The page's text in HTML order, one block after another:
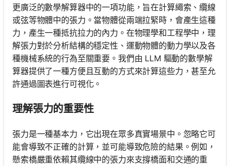
更廣泛的數學解算器中的一項功能，旨在計算繩索、纜線
或弦等物體中的張力。當物體從兩端拉緊時，會產生這種
力，產生一種抵抗拉力的內力。在物理學和工程學中，理
解張力對於分析結構的穩定性、運動物體的動力學以及各
種機械系統的行為至關重要。我們由 LLM 驅動的數學解
算器提供了一種方便且互動的方式來計算這些力，甚至允
許通過圖表進行可視化。
理解張力的重要性
張力是一種基本力，它出現在眾多真實場景中。忽略它可
能會導致不正確的計算，並可能導致危險的結果。例如，
懸索橋嚴重依賴其纜線中的張力來支撐橋面和交通的重